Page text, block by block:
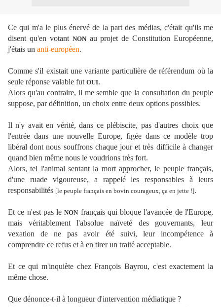
Ce qui m'a le plus énervé de la part des médias, c'était qu'ils me
disent qu'en votant NONau projet de Constitution Européenne,
j'étais un anti-européen.
Comme s'il existait une variante particulière de référendum où la
seule réponse valable fut OUI.
Alors qu'au contraire, il me semble que la consultation du peuple
suppose, par définition, un choix entre deux options possibles.
Il n'y avait en vérité, dans ce plébiscite, pas d'autres choix que
l'entrée dans une nouvelle Europe, figée dans ce modèle trop
libéral dont nous souffrons chaque jour et très difficile à changer
quand bien même nous le voudrions très fort.
Alors, tel l'animal sentant la mort approcher, le peuple français,
d'une ruade vigoureuse, a rappelé les responsables à leurs
responsabilités [le peuple français en bovin courageux, ça en jette !].
Et ce n'est pas leNON français qui bloque l'avancée de l'Europe,
mais véritablement l'absolue naïveté des gouvernants, leur
vexation de ne pas avoir été suivi, leur incompétence à
comprendre ce refus et à en tirer un traité acceptable.
Et ce qui m'inquiète chez François Bayrou, c'est exactement la
même chose.
Que dénonce-t-il à longueur d'intervention médiatique ?